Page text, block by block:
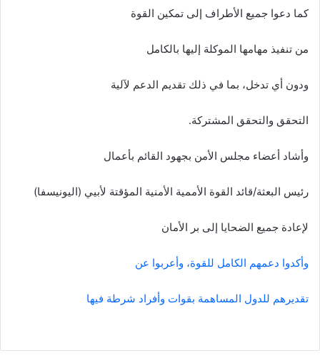
كما دعوا جميع الأطراف إلى تمكين القوة
من تنفيذ مهامها الموكلة إليها بالكامل
ودون أي تدخل، بما في ذلك تقديم الدعم لآلية
التحقق والتحقق المشتركة.
وأشاد أعضاء مجلس الأمن بجهود القائم بأعمال
رئيس البعثة/قائد القوة الأممية الأمنية المؤقتة لأبيي (اليونيسفا)
لإعادة جميع الضحايا إلى بر الأمان
وأكدوا دعمهم الكامل للقوة، وأعربوا عن
تقديرهم للدول المساهمة بقوات وأفراد شرطة فيها